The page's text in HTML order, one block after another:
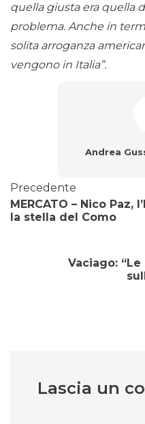
quella giusta era quella
problema. Anche in
solita arroganza
vengono in Italia”.
Andrea
Precedente
MERCATO – Nico
la stella del Como
Vaciago:
Lascia un